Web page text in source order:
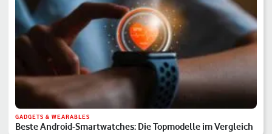
GADGETS & WEARABLES
Beste Android-Smartwatches: Die Topmodelle im Vergleich